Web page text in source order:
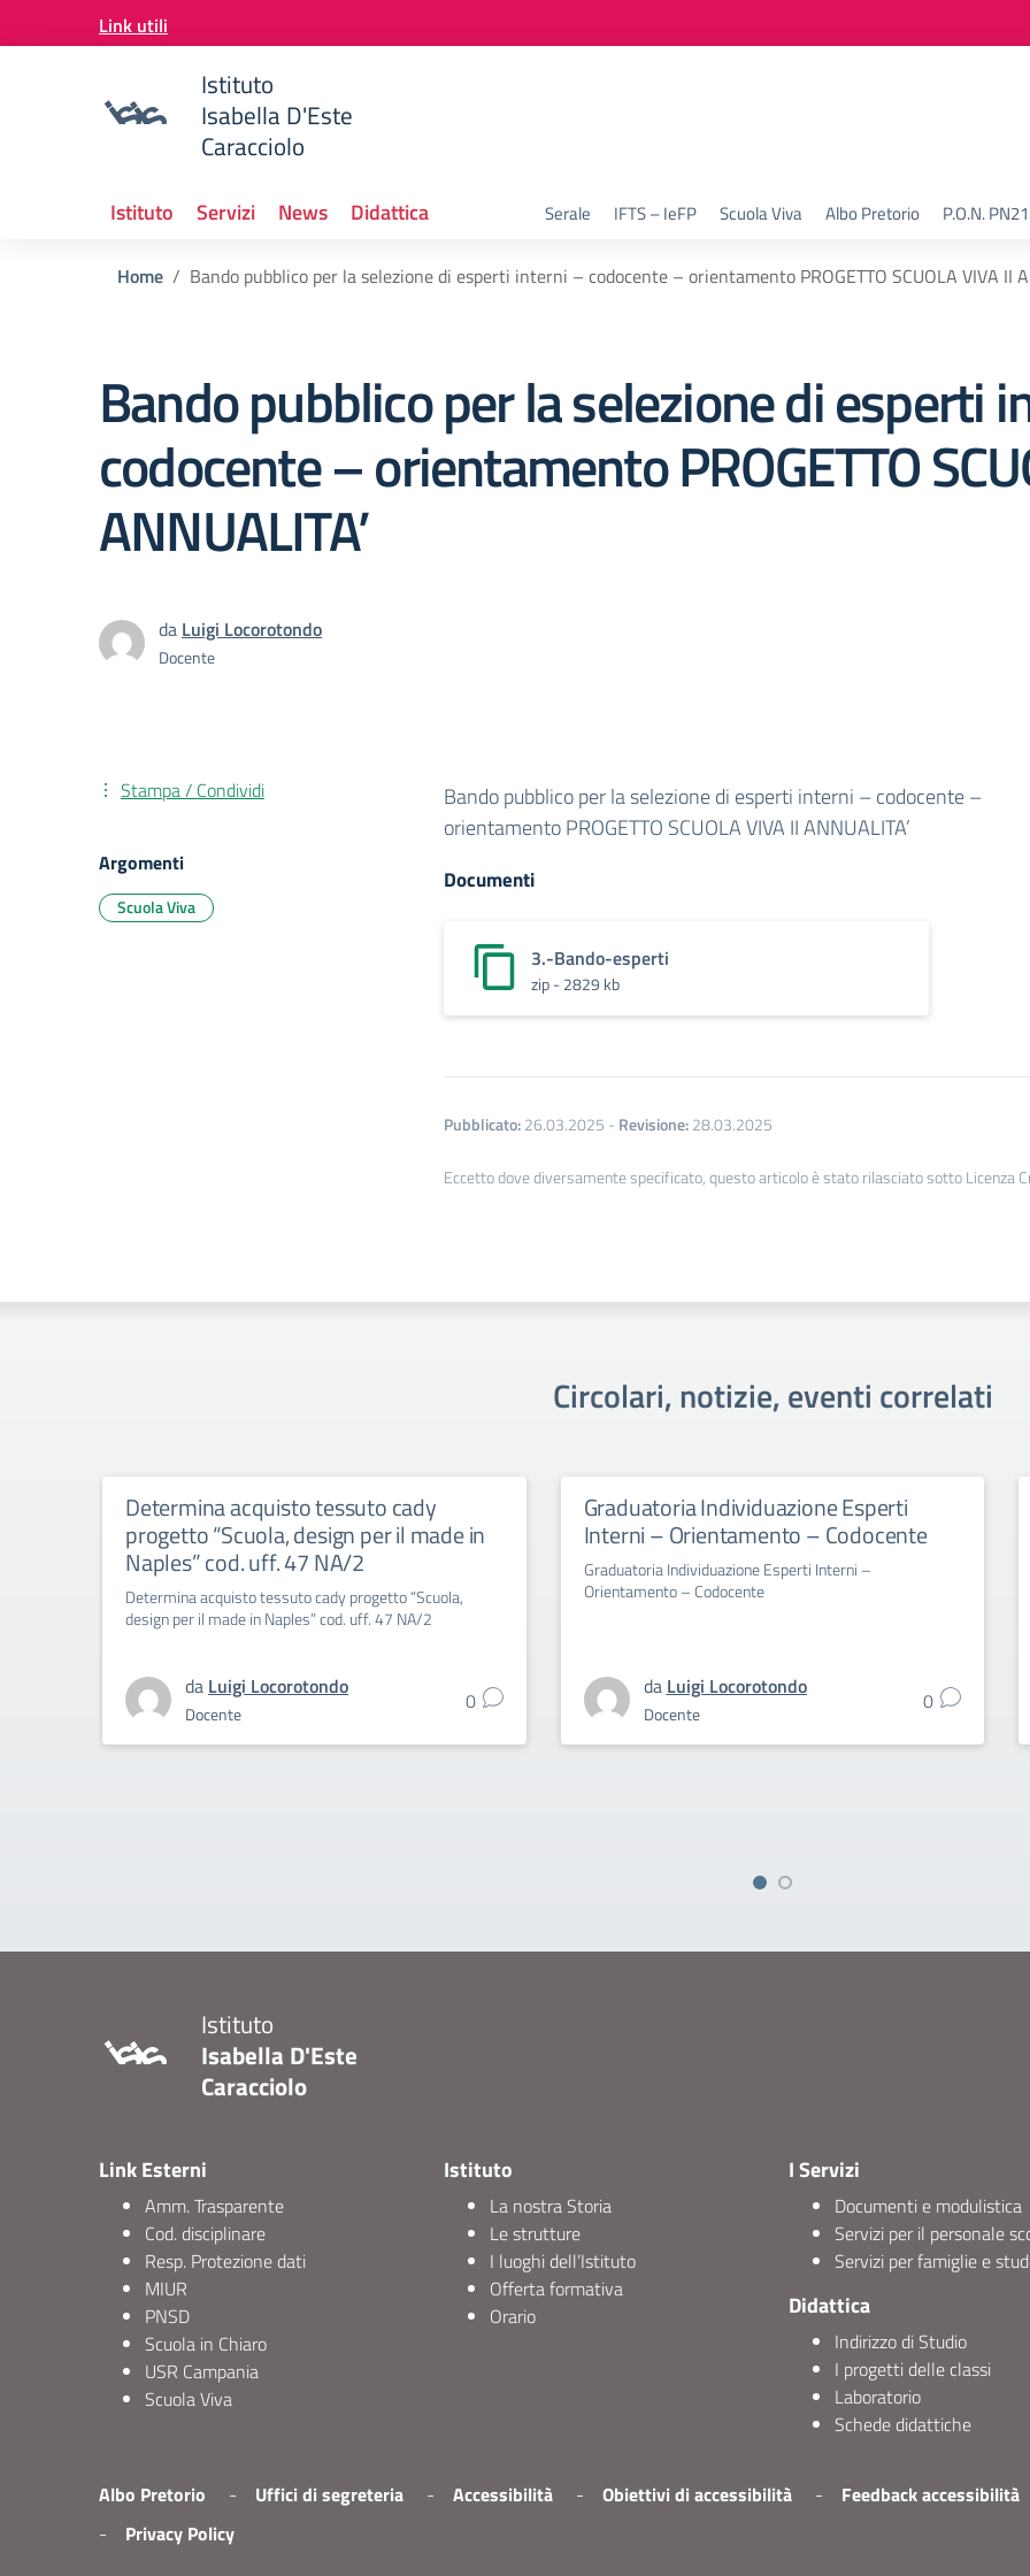
Vai ai contenuti
Vai al menu di navigazione
Link utili
Istituto
Isabella D'Este
Caracciolo
Serale IFTS – IeFP Scuola Viva Albo Pretorio P.O.N.
Istituto Servizi News Didattica
Home Bando pubblico per la selezione di esperti interni – codocente – orientamento PROGETTO SCUOLA VIVA II
Bando pubblico per la selezione di esperti
codocente – orientamento PROGETTO
ANNUALITA’
da Luigi Locorotondo
Docente
Bando pubblico per la selezione di esperti interni – codocente –
orientamento PROGETTO SCUOLA VIVA II ANNUALITA’
Documenti
3.-Bando-esperti
zip - 2829 kb
Pubblicato:26.03.2025 - Revisione:28.03.2025
Eccetto dove diversamente specificato, questo articolo è stato rilasciato sotto Licenza
Stampa / Condividi
Argomenti
Scuola Viva
Circolari, notizie, eventi correlati
Determina acquisto tessuto cady
progetto “Scuola, design per il made in
Naples” cod. uff. 47 NA/2
Determina acquisto tessuto cady progetto “Scuola,
design per il made in Naples” cod. uff. 47 NA/2
da Luigi Locorotondo
Docente 0
Graduatoria Individuazione Esperti
Interni – Orientamento – Codocente
Graduatoria Individuazione Esperti Interni –
Orientamento – Codocente
da Luigi Locorotondo
Docente 0
Istituto
Isabella D'Este
Caracciolo
Link Esterni
Amm. Trasparente
Cod. disciplinare
Resp. Protezione dati
MIUR
PNSD
Scuola in Chiaro
USR Campania
Scuola Viva
Istituto
La nostra Storia
Le strutture
I luoghi dell’Istituto
Offerta formativa
Orario
I Servizi
Documenti e modulistica
Servizi per il personale
Servizi per famiglie e
Didattica
Indirizzo di Studio
I progetti delle classi
Laboratorio
Schede didattiche
Albo Pretorio Uffici di segreteria Accessibilità Obiettivi di accessibilità
Feedback accessibilità
Privacy Policy